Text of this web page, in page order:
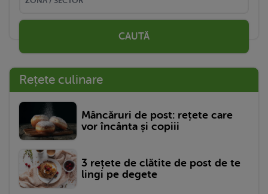
CAUTĂ
Rețete culinare
Mâncăruri de post: rețete care
vor încânta și copiii
3 rețete de clătite de post de te
lingi pe degete